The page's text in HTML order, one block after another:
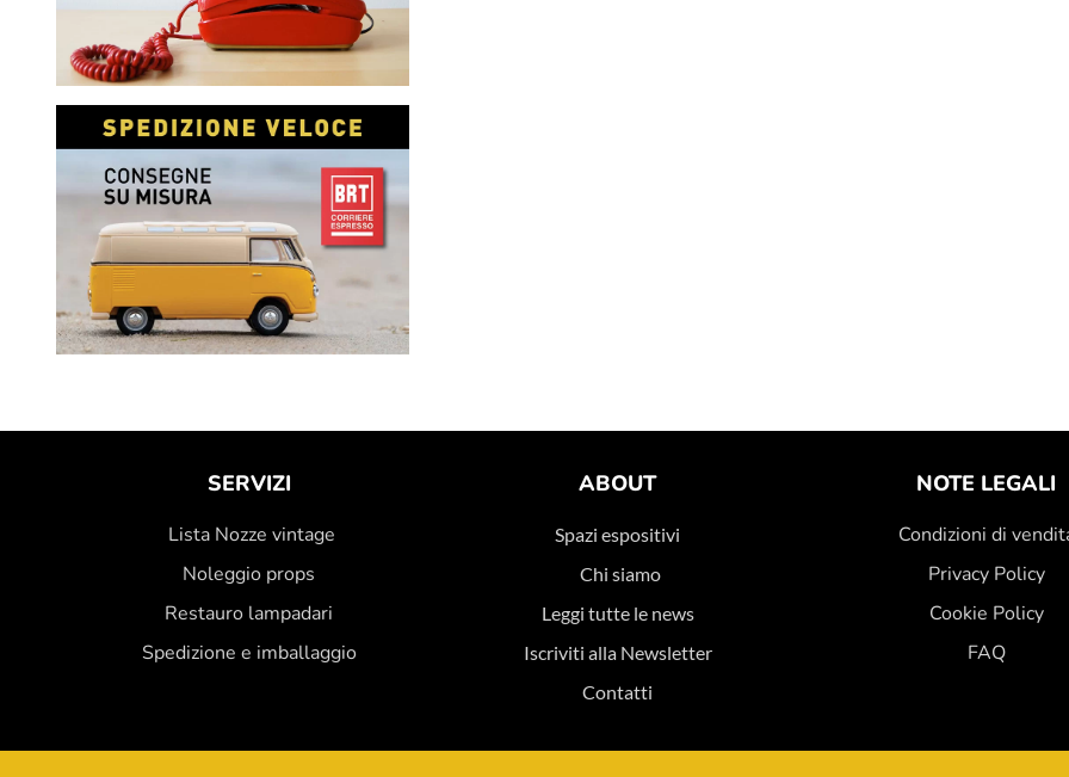
SERVIZI
Lista Nozze vintage
Noleggio props
Restauro lampadari
Spedizione e imballaggio
ABOUT
Spazi espositivi
Chi siamo
Leggi tutte le news
Iscriviti alla Newsletter
Contatti
NOTE LEGALI
Condizioni di
Privacy Policy
Cookie Policy
FAQ